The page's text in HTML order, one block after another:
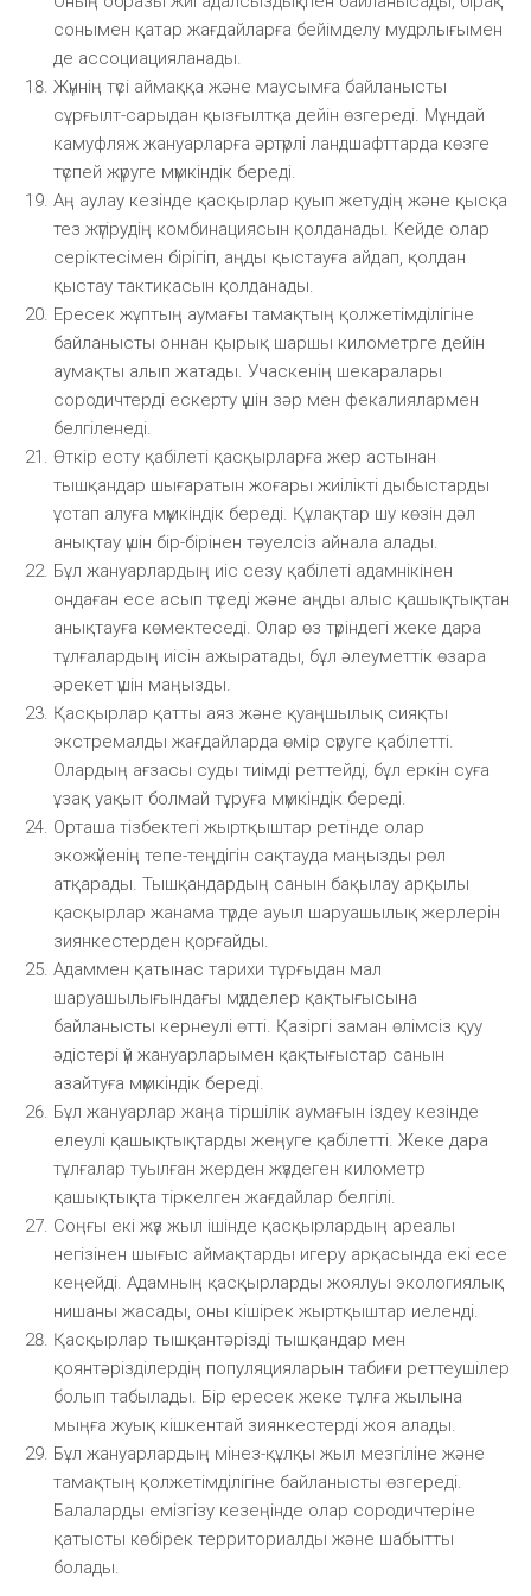
сонымен қатар жағдайларға бейімделу мудрлығымен
де ассоциацияланады.
Жүннің түсі аймаққа және маусымға байланысты
сұрғылт-сарыдан қызғылтқа дейін өзгереді. Мұндай
камуфляж жануарларға әртүрлі ландшафттарда көзге
түспей жүруге мүмкіндік береді.
Аң аулау кезінде қасқырлар қуып жетудің және қысқа
тез жүгірудің комбинациясын қолданады. Кейде олар
серіктесімен бірігіп, аңды қыстауға айдап, қолдан
қыстау тактикасын қолданады.
Ересек жұптың аумағы тамақтың қолжетімділігіне
байланысты оннан қырық шаршы километрге дейін
аумақты алып жатады. Учаскенің шекаралары
сородичтерді ескерту үшін зәр мен фекалиялармен
белгіленеді.
Өткір есту қабілеті қасқырларға жер астынан
тышқандар шығаратын жоғары жиілікті дыбыстарды
ұстап алуға мүмкіндік береді. Құлақтар шу көзін дәл
анықтау үшін бір-бірінен тәуелсіз айнала алады.
Бұл жануарлардың иіс сезу қабілеті адамнікінен
ондаған есе асып түседі және аңды алыс қашықтықтан
анықтауға көмектеседі. Олар өз түріндегі жеке дара
тұлғалардың иісін ажыратады, бұл әлеуметтік өзара
әрекет үшін маңызды.
Қасқырлар қатты аяз және қуаңшылық сияқты
экстремалды жағдайларда өмір сүруге қабілетті.
Олардың ағзасы суды тиімді реттейді, бұл еркін суға
ұзақ уақыт болмай тұруға мүмкіндік береді.
Орташа тізбектегі жыртқыштар ретінде олар
экожүйенің тепе-теңдігін сақтауда маңызды рөл
атқарады. Тышқандардың санын бақылау арқылы
қасқырлар жанама түрде ауыл шаруашылық жерлерін
зиянкестерден қорғайды.
Адаммен қатынас тарихи тұрғыдан мал
шаруашылығындағы мүдделер қақтығысына
байланысты кернеулі өтті. Қазіргі заман өлімсіз қуу
әдістері үй жануарларымен қақтығыстар санын
азайтуға мүмкіндік береді.
Бұл жануарлар жаңа тіршілік аумағын іздеу кезінде
елеулі қашықтықтарды жеңуге қабілетті. Жеке дара
тұлғалар туылған жерден жүздеген километр
қашықтықта тіркелген жағдайлар белгілі.
Соңғы екі жүз жыл ішінде қасқырлардың ареалы
негізінен шығыс аймақтарды игеру арқасында екі есе
кеңейді. Адамның қасқырларды жоялуы экологиялық
нишаны жасады, оны кішірек жыртқыштар иеленді.
Қасқырлар тышқантәрізді тышқандар мен
қоянтәрізділердің популяцияларын табиғи реттеушілер
болып табылады. Бір ересек жеке тұлға жылына
мыңға жуық кішкентай зиянкестерді жоя алады.
Бұл жануарлардың мінез-құлқы жыл мезгіліне және
тамақтың қолжетімділігіне байланысты өзгереді.
Балаларды емізгізу кезеңінде олар сородичтеріне
қатысты көбірек территориалды және шабытты
болады.